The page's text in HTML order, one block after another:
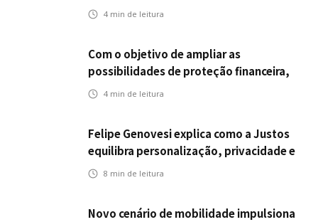
empregabilidade
4 min de leitura
Com o objetivo de ampliar as
possibilidades de proteção financeira,
Icatu Seguros eleva capital segurado
4 min de leitura
Felipe Genovesi explica como a Justos
equilibra personalização, privacidade e
tecnologia
8 min de leitura
Novo cenário de mobilidade impulsiona